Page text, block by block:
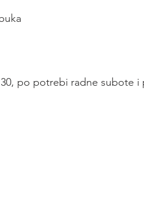
po potrebi radne subote i